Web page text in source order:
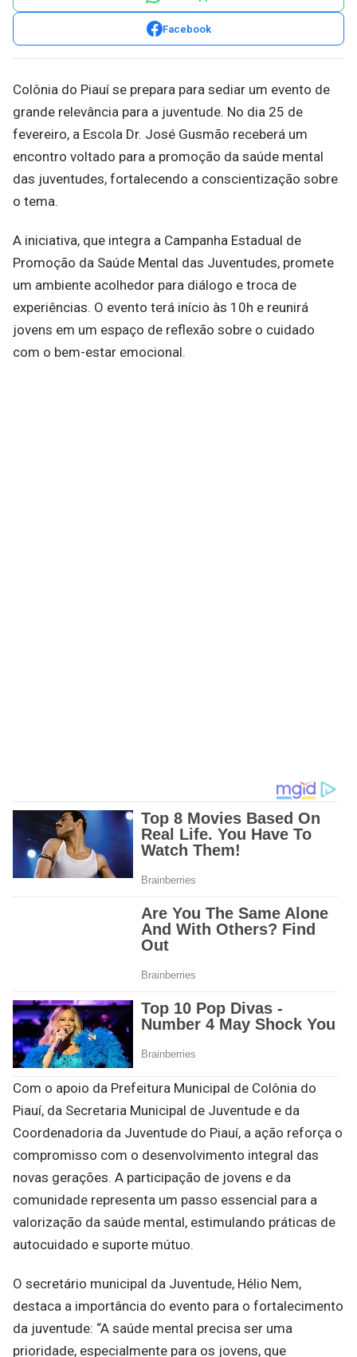
Facebook
Colônia do Piauí se prepara para sediar um evento de
grande relevância para a juventude. No dia 25 de
fevereiro, a Escola Dr. José Gusmão receberá um
encontro voltado para a promoção da saúde mental
das juventudes, fortalecendo a conscientização sobre
o tema.
A iniciativa, que integra a Campanha Estadual de
Promoção da Saúde Mental das Juventudes, promete
um ambiente acolhedor para diálogo e troca de
experiências. O evento terá início às 10h e reunirá
jovens em um espaço de reflexão sobre o cuidado
com o bem-estar emocional.
Com o apoio da Prefeitura Municipal de Colônia do
Piauí, da Secretaria Municipal de Juventude e da
Coordenadoria da Juventude do Piauí, a ação reforça o
compromisso com o desenvolvimento integral das
novas gerações. A participação de jovens e da
comunidade representa um passo essencial para a
valorização da saúde mental, estimulando práticas de
autocuidado e suporte mútuo.
O secretário municipal da Juventude, Hélio Nem,
destaca a importância do evento para o fortalecimento
da juventude: “A saúde mental precisa ser uma
prioridade, especialmente para os jovens, que